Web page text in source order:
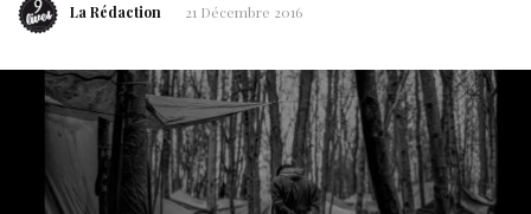
La Rédaction 21 Décembre 2016